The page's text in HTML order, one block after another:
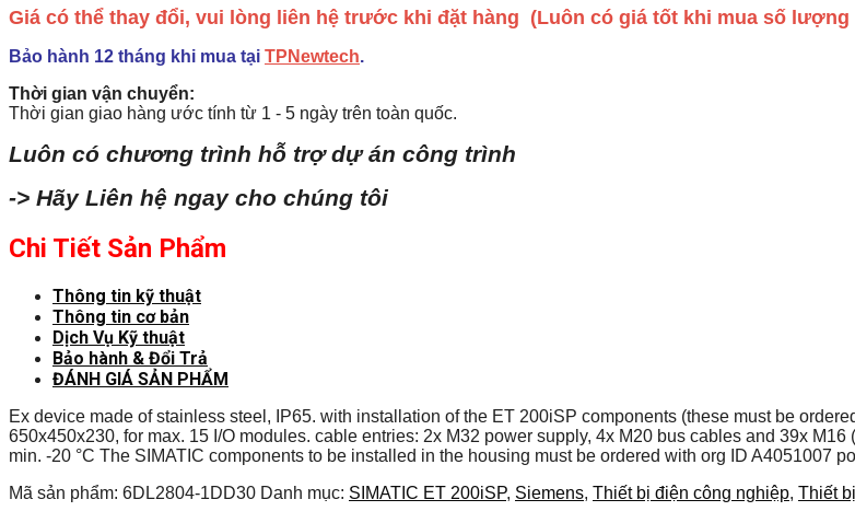
Giá có thể thay đổi, vui lòng liên hệ trước khi đặt hàng (Luôn có giá tốt khi mua số lượng
Bảo hành 12 tháng khi mua tại TPNewtech.
Thời gian vận chuyển:
Thời gian giao hàng ước tính từ 1 - 5 ngày trên toàn quốc.
Luôn có chương trình hỗ trợ dự án công trình
-> Hãy Liên hệ ngay cho chúng tôi
Chi Tiết Sản Phẩm
Thông tin kỹ thuật
Thông tin cơ bản
Dịch Vụ Kỹ thuật
Bảo hành & Đổi Trả
ĐÁNH GIÁ SẢN PHẨM
Ex device made of stainless steel, IP65. with installation of the ET 200iSP components (these must be
650x450x230, for max. 15 I/O modules. cable entries: 2x M32 power supply, 4x M20 bus cables and 39x
min. -20 °C The SIMATIC components to be installed in the housing must be ordered with org ID A4051007
Mã sản phẩm: 6DL2804-1DD30 Danh mục: SIMATIC ET 200iSP, Siemens, Thiết bị điện công nghiệp, Thiết